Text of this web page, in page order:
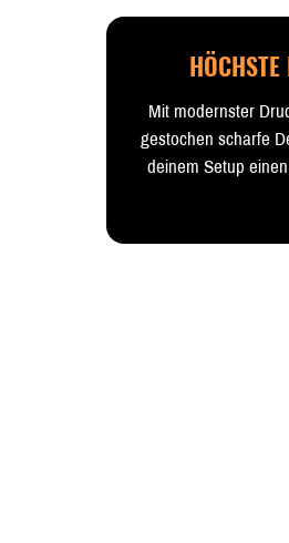
Mit modernster
gestochen scharfe
deinem Setup